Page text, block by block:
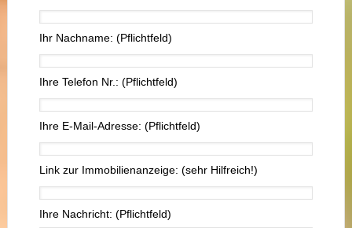
Ihr Nachname: (Pflichtfeld)
Ihre Telefon Nr.: (Pflichtfeld)
Ihre E-Mail-Adresse: (Pflichtfeld)
Link zur Immobilienanzeige: (sehr Hilfreich!)
Ihre Nachricht: (Pflichtfeld)